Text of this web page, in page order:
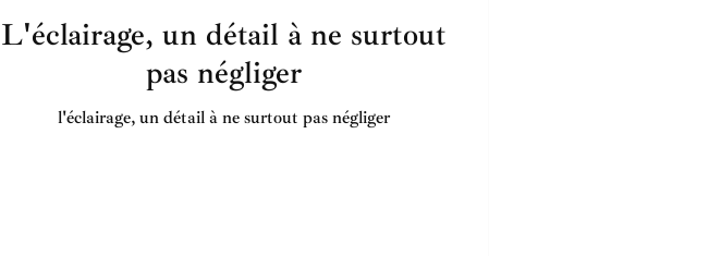
L'éclairage, un détail à ne surtout
pas négliger
l'éclairage, un détail à ne surtout pas négliger